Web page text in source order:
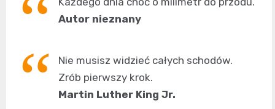
Autor nieznany
Nie musisz widzieć całych schodów.
Zrób pierwszy krok.
Martin Luther King Jr.